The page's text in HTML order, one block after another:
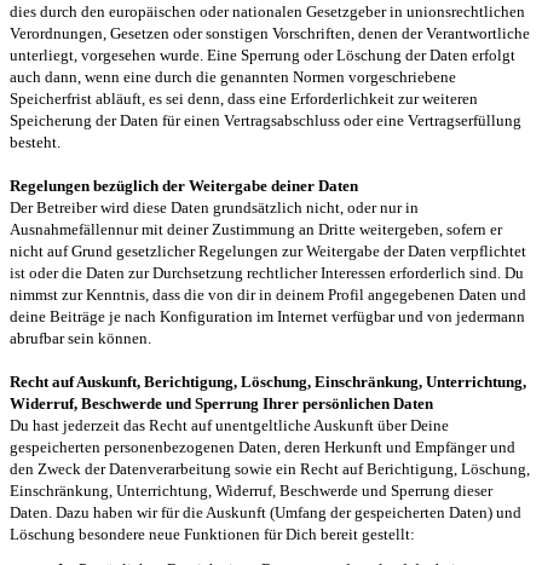
dies durch den europäischen oder nationalen Gesetzgeber in unionsrechtlichen
Verordnungen, Gesetzen oder sonstigen Vorschriften, denen der Verantwortliche
unterliegt, vorgesehen wurde. Eine Sperrung oder Löschung der Daten erfolgt
auch dann, wenn eine durch die genannten Normen vorgeschriebene
Speicherfrist abläuft, es sei denn, dass eine Erforderlichkeit zur weiteren
Speicherung der Daten für einen Vertragsabschluss oder eine Vertragserfüllung
besteht.
Regelungen bezüglich der Weitergabe deiner Daten
Der Betreiber wird diese Daten grundsätzlich nicht, oder nur in
Ausnahmefällennur mit deiner Zustimmung an Dritte weitergeben, sofern er
nicht auf Grund gesetzlicher Regelungen zur Weitergabe der Daten verpflichtet
ist oder die Daten zur Durchsetzung rechtlicher Interessen erforderlich sind. Du
nimmst zur Kenntnis, dass die von dir in deinem Profil angegebenen Daten und
deine Beiträge je nach Konfiguration im Internet verfügbar und von jedermann
abrufbar sein können.
Recht auf Auskunft, Berichtigung, Löschung, Einschränkung, Unterrichtung,
Widerruf, Beschwerde und Sperrung Ihrer persönlichen Daten
Du hast jederzeit das Recht auf unentgeltliche Auskunft über Deine
gespeicherten personenbezogenen Daten, deren Herkunft und Empfänger und
den Zweck der Datenverarbeitung sowie ein Recht auf Berichtigung, Löschung,
Einschränkung, Unterrichtung, Widerruf, Beschwerde und Sperrung dieser
Daten. Dazu haben wir für die Auskunft (Umfang der gespeicherten Daten) und
Löschung besondere neue Funktionen für Dich bereit gestellt: